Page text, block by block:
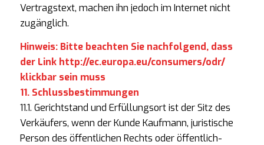
Vertragstext, machen ihn jedoch im Internet nicht
zugänglich.
Hinweis: Bitte beachten Sie nachfolgend, dass
der Link http://ec.europa.eu/consumers/odr/
klickbar sein muss
11. Schlussbestimmungen
11.1. Gerichtstand und Erfüllungsort ist der Sitz des
Verkäufers, wenn der Kunde Kaufmann, juristische
Person des öffentlichen Rechts oder öffentlich-